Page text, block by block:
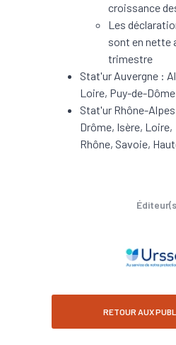
croissance
Les
sont en nette
trimestre
Stat'ur Auvergne :
Loire, Puy-de-Dôme
Stat'ur Rhône-
Drôme, Isère, Loire,
Rhône, Savoie,
RETOUR AUX